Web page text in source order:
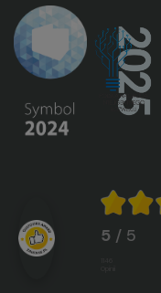
5 / 5